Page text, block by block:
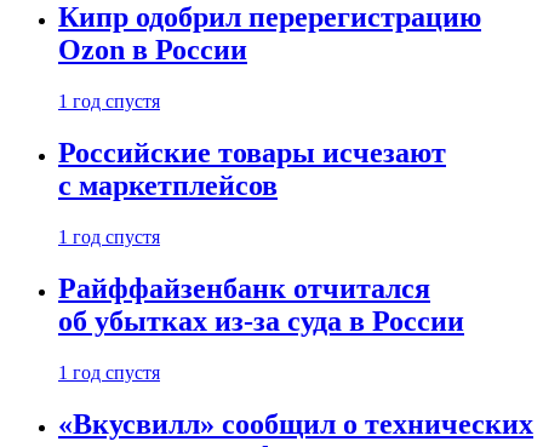
Кипр одобрил перерегистрацию
Ozon в России
1 год спустя
Российские товары исчезают
с маркетплейсов
1 год спустя
Райффайзенбанк отчитался
об убытках из-за суда в России
1 год спустя
«Вкусвилл» сообщил о технических